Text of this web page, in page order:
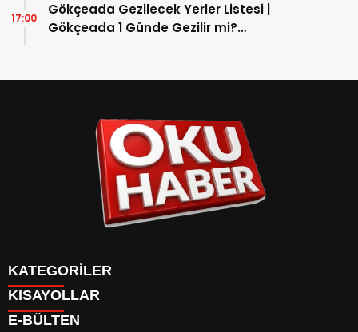
Gökçeada Gezilecek Yerler Listesi |
Gökçeada 1 Günde Gezilir mi?
17:00
KATEGORİLER
ANASAYFA
Gündem
KISAYOLLAR
E-BÜLTEN